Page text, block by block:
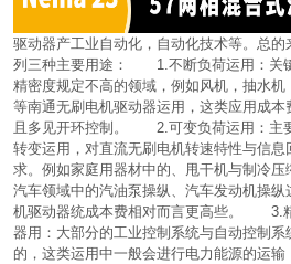
驱动器产工业自动化，自动化技术等。总
列三种主要用途： 1.不断负荷运用：关
精密度规定不高的领域，例如风机，抽水
等南通无刷电机驱动器运用，这类应用成
且多见开环控制。 2.可变负荷运用：主
转变运用，对直流无刷电机转速特性与信
求。例如家庭用器材中的、甩干机与制冷压
汽车领域中的汽油泵操纵、汽车发动机操
机驱动器统成本费相对而言更高些。 3.
器用：大部分的工业控制系统与自动控制
的，这类运用中一般会进行电力能源的运